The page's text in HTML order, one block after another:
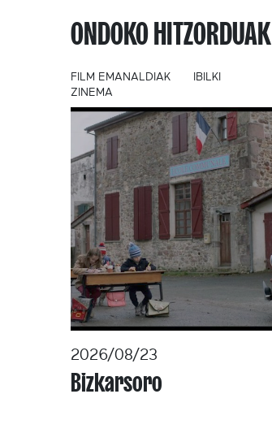
ONDOKO HITZORDUAK
FILM EMANALDIAK
IBILKI
ZINEMA
2026/08/23
Bizkarsoro